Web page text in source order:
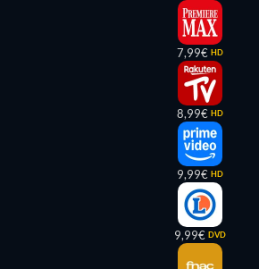
7,99€ HD
8,99€ HD
9,99€ HD
9,99€ DVD